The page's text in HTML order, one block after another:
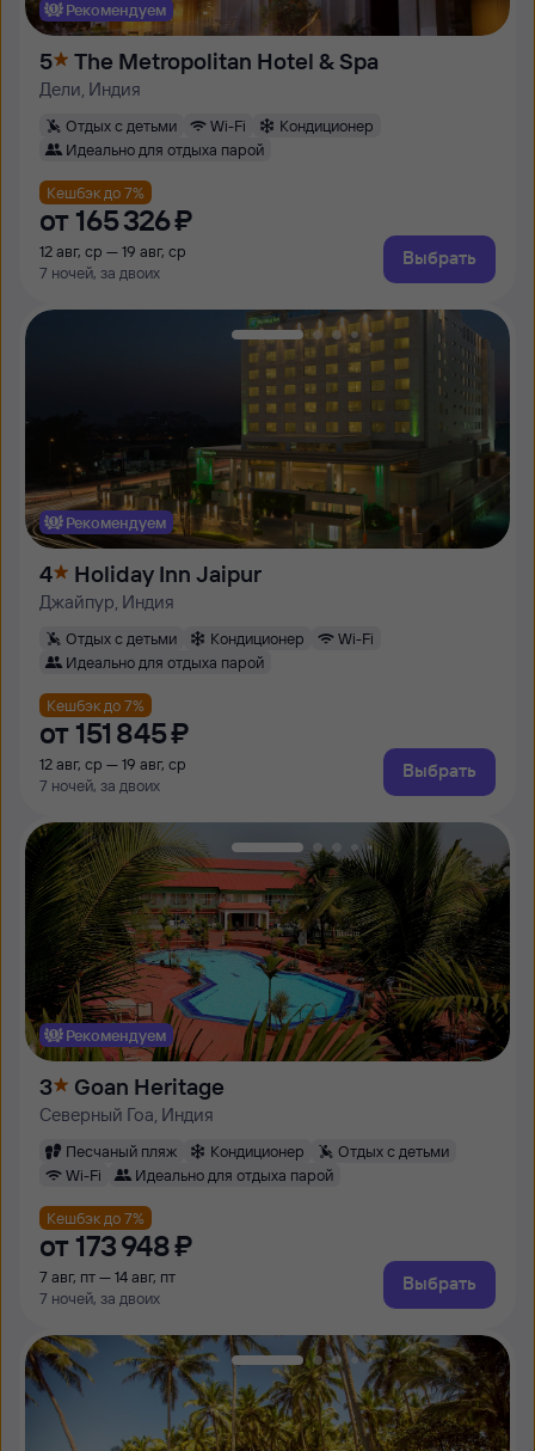
Рекомендуем
5 The Metropolitan Hotel & Spa
Дели, Индия
Отдых с детьми Wi-Fi
Кондиционер
Идеально для отдыха парой
Кешбэк до 7%
от 165 ⁠326 ⁠₽
12 авг, ср — 19 авг, ср
7 ночей, за двоих
Выбрать
Рекомендуем
4 Holiday Inn Jaipur
Джайпур, Индия
Отдых с детьми Кондиционер
Wi-Fi
Идеально для отдыха парой
Кешбэк до 7%
от 151 ⁠845 ⁠₽
12 авг, ср — 19 авг, ср
7 ночей, за двоих
Выбрать
Рекомендуем
3 Goan Heritage
Северный Гоа, Индия
Песчаный пляж Кондиционер
Отдых с детьми
Wi-Fi
Идеально для отдыха парой
Кешбэк до 7%
от 173 ⁠948 ⁠₽
7 авг, пт — 14 авг, пт
7 ночей, за двоих
Выбрать